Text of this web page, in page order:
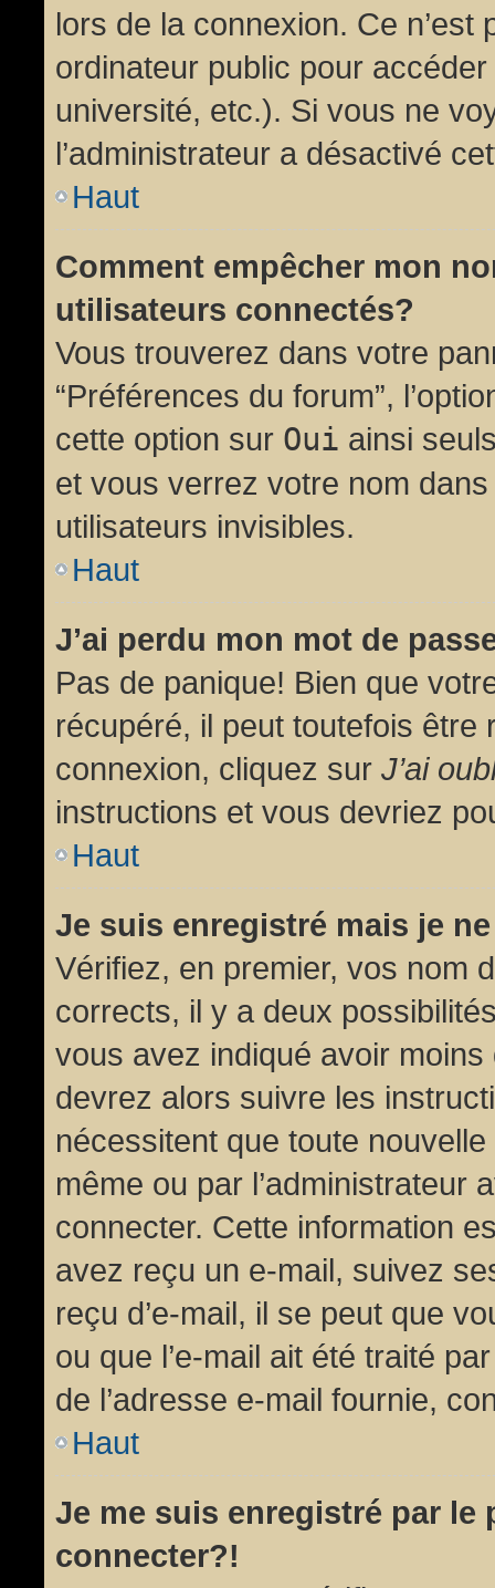
lors de la connexion. Ce
ordinateur public pour
université, etc.). Si vous ne
l’administrateur a désactivé
Haut
Comment empêcher mon
utilisateurs connectés?
Vous trouverez dans votre
“Préférences du forum”,
cette option sur Oui ainsi
et vous verrez votre nom
utilisateurs invisibles.
Haut
J’ai perdu mon mot de
Pas de panique! Bien que
récupéré, il peut toutefois être
connexion, cliquez sur J’ai
instructions et vous devriez
Haut
Je suis enregistré mais je
Vérifiez, en premier, vos nom
corrects, il y a deux
vous avez indiqué avoir
devrez alors suivre les
nécessitent que toute
même ou par l’administrateur
connecter. Cette information
avez reçu un e-mail, suivez
reçu d’e-mail, il se peut que
ou que l’e-mail ait été traité
de l’adresse e-mail fournie,
Haut
Je me suis enregistré par le
connecter?!